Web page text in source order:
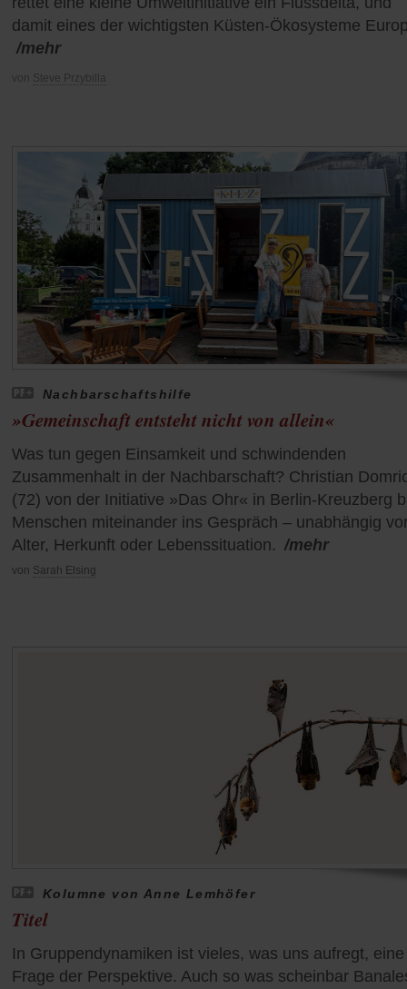
damit eines der wichtigsten Küsten-Ökosysteme
/mehr
von Steve Przybilla
Nachbarschaftshilfe
»Gemeinschaft entsteht nicht von allein«
Was tun gegen Einsamkeit und schwindenden
Zusammenhalt in der Nachbarschaft? Christian
(72) von der Initiative »Das Ohr« in Berlin-Kreuzberg
Menschen miteinander ins Gespräch – unabhängig
Alter, Herkunft oder Lebenssituation. /mehr
von Sarah Elsing
Kolumne von Anne Lemhöfer
Titel
In Gruppendynamiken ist vieles, was uns aufregt, eine
Frage der Perspektive. Auch so was scheinbar